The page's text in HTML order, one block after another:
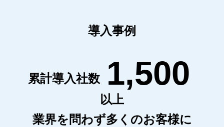
導入事例
累計導入社数 1,500
以上
業界を問わず多くのお客様に